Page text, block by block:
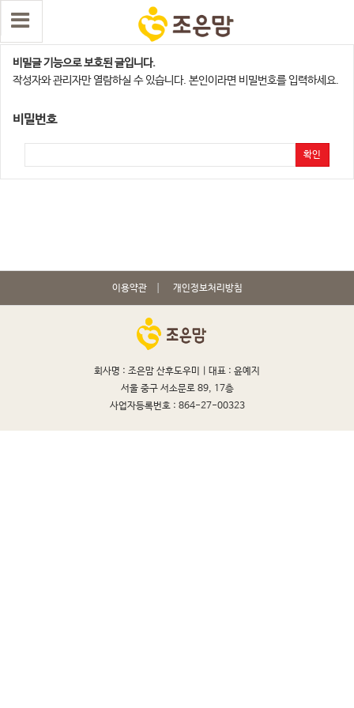
청주지점
비밀글 기능으로 보호된 글입니다.
작성자와 관리자만 열람하실 수 있습니다. 본인이라면 비밀번호를 입력하세요.
비밀번호
확인
이용약관 개인정보처리방침
회사명 : 조은맘 산후도우미 | 대표 : 윤예지
서울 중구 서소문로 89, 17층
사업자등록번호 : 864-27-00323